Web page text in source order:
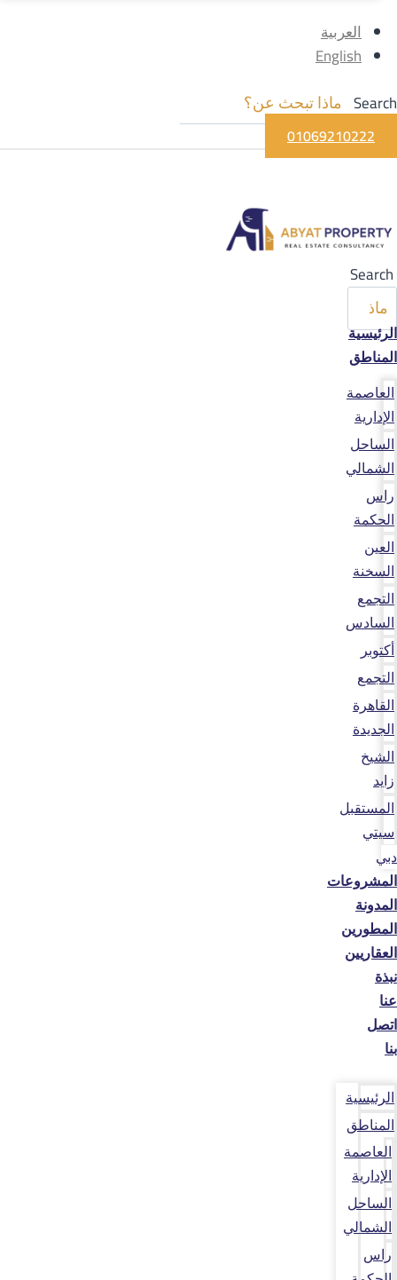
العربية
English
Search
01069210222
Search
الرئيسية
المناطق
العاصمة
الإدارية
الساحل
الشمالي
راس
الحكمة
العين
السخنة
التجمع
السادس
أكتوبر
التجمع
القاهرة
الجديدة
الشيخ
زايد
المستقبل
سيتي
دبي
المشروعات
المدونة
المطورين
العقاريين
نبذة
عنا
اتصل
بنا
الرئيسية
المناطق
العاصمة
الإدارية
الساحل
الشمالي
راس